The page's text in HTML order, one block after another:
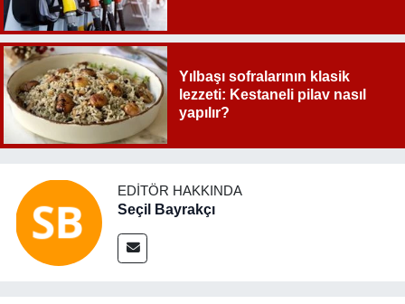
Yılbaşı sofralarının klasik
lezzeti: Kestaneli pilav nasıl
yapılır?
EDITÖR HAKKINDA
Seçil Bayrakçı